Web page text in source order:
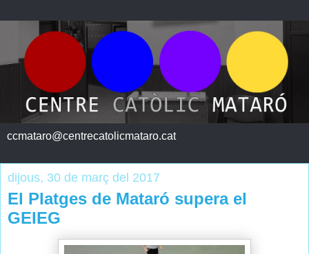
ccmataro@centrecatolicmataro.cat
dijous, 30 de març del 2017
El Platges de Mataró supera el
GEIEG